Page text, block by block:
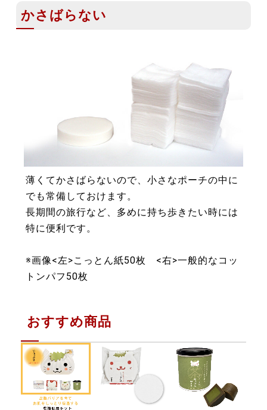
かさばらない
薄くてかさばらないので、小さなポーチの中に
でも常備しておけます。
長期間の旅行など、多めに持ち歩きたい時には
特に便利です。
※画像<左>こっとん紙50枚 <右>一般的なコッ
トンパフ50枚
おすすめ商品